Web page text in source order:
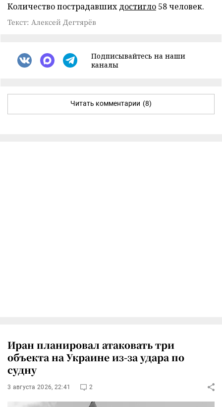
Количество пострадавшихдостигло 58 человек.
Текст: Алексей Дегтярёв
Подписывайтесь на наши
каналы
Читать комментарии (8)
Иран планировал атаковать три
объекта на Украине из-за удара по
судну
3 августа 2026, 22:41 2